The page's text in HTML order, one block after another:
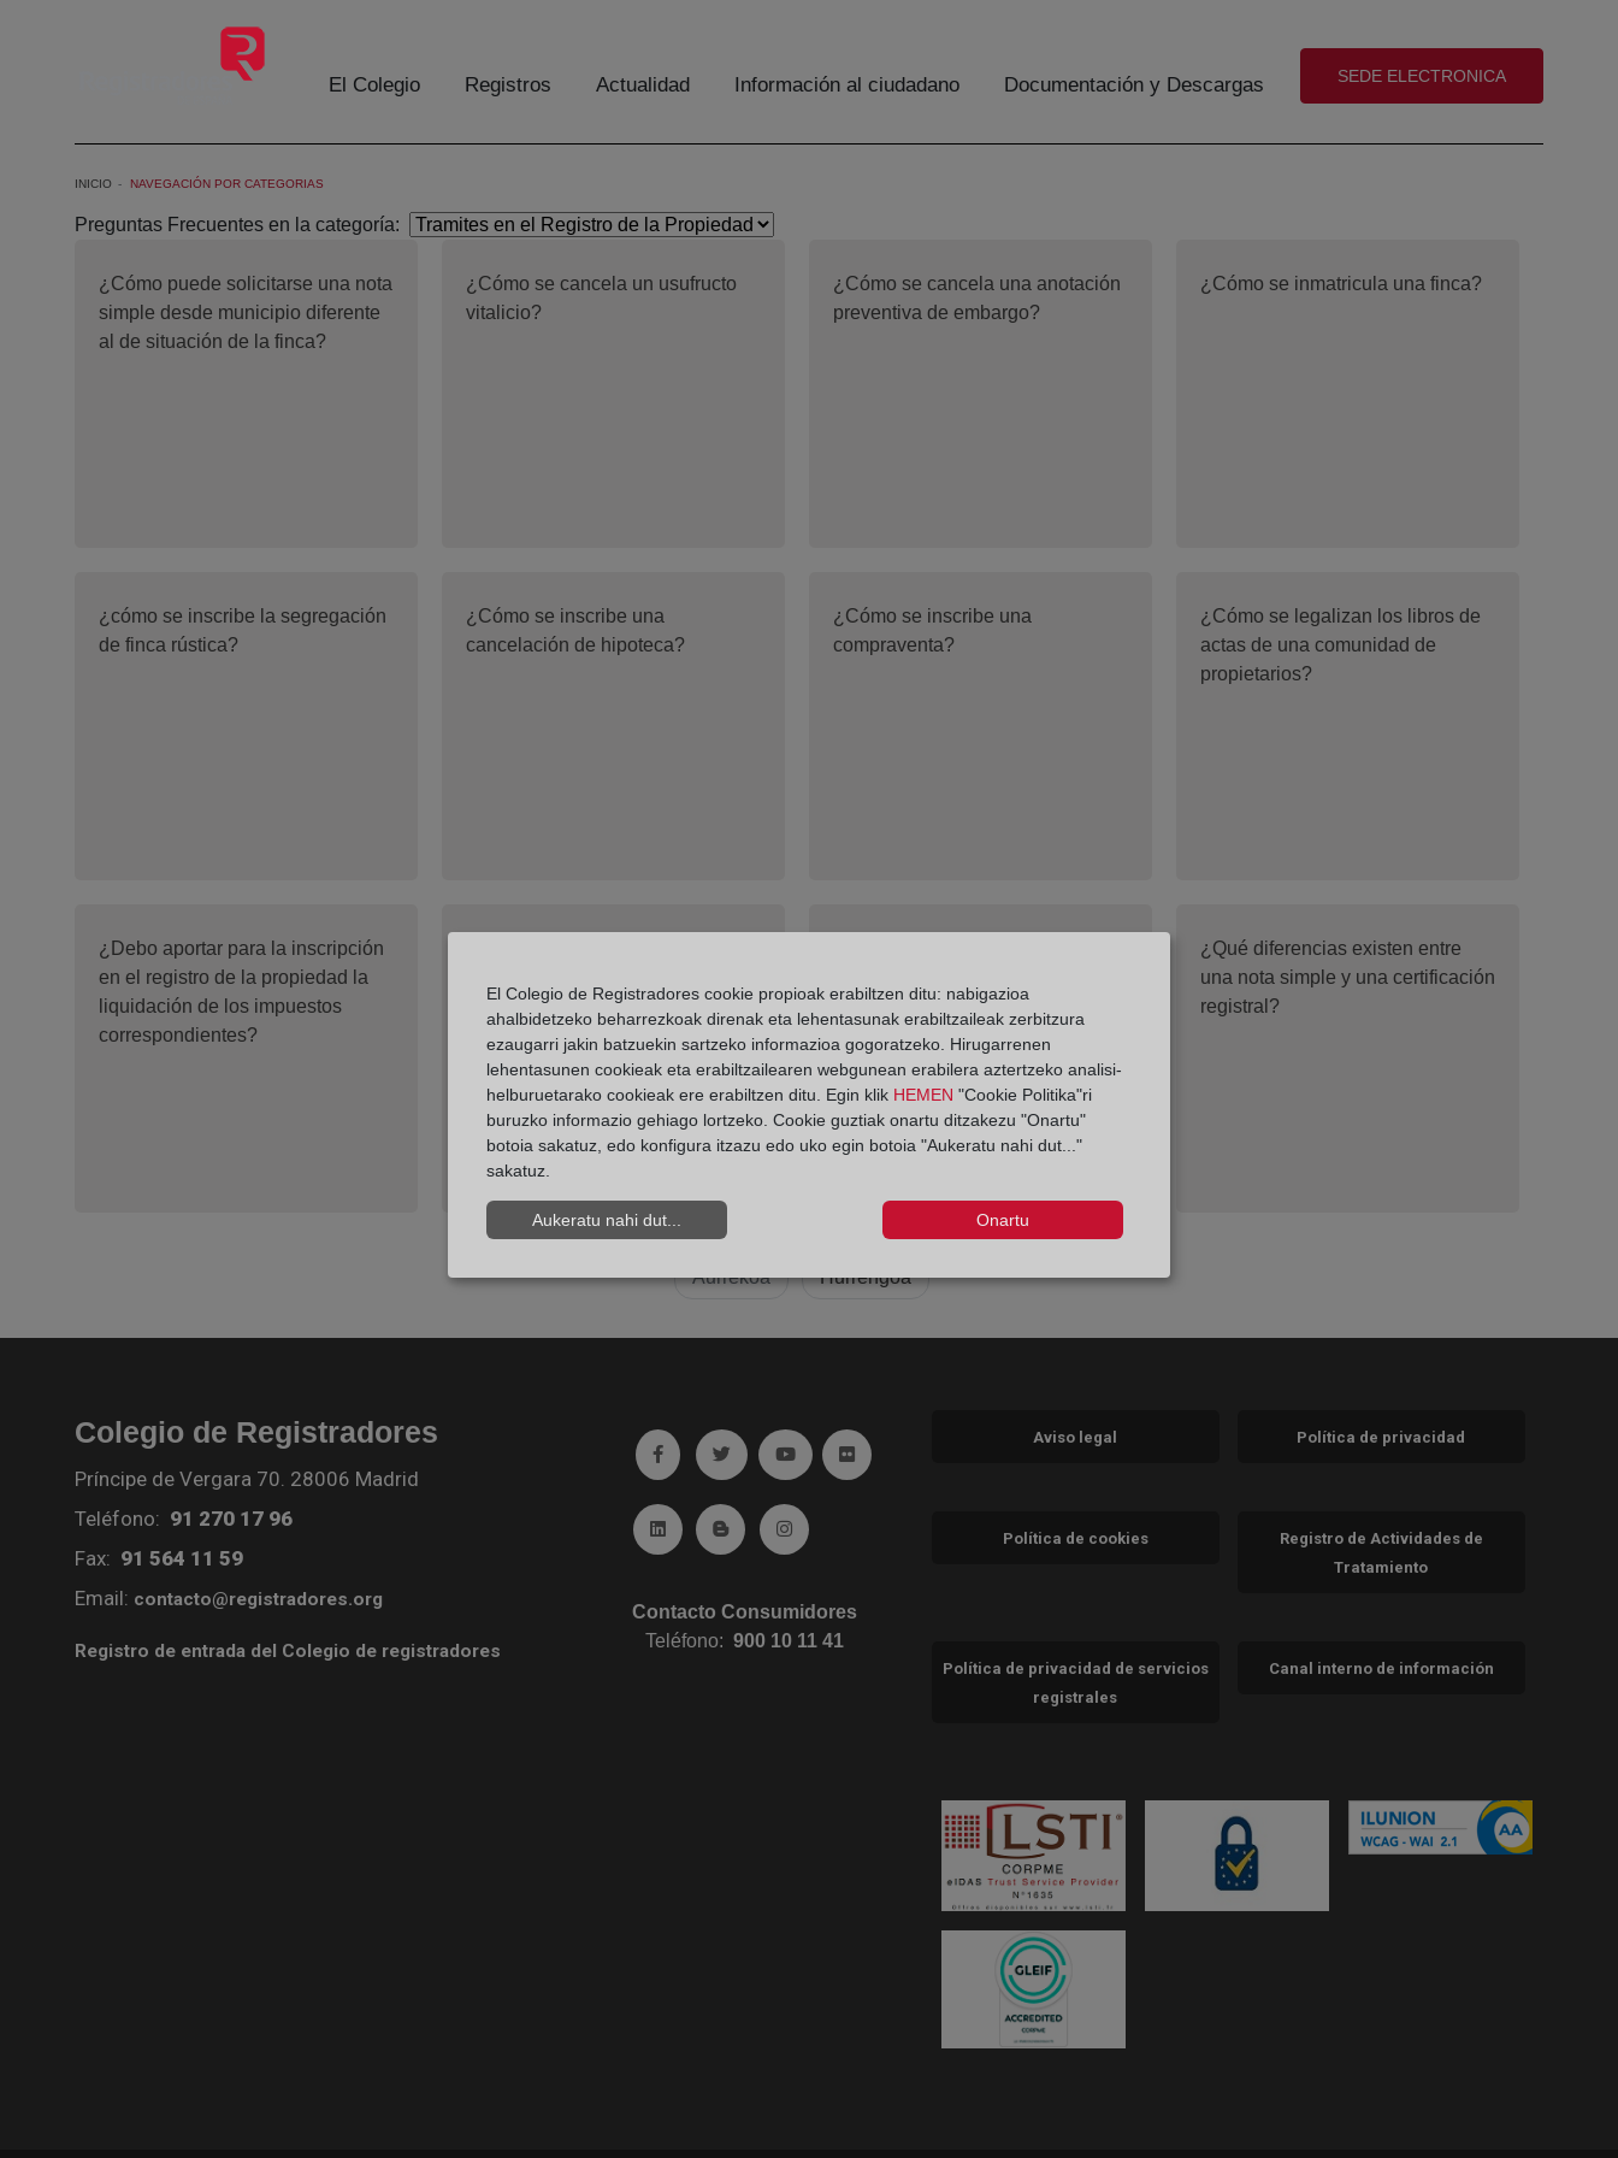
El Colegio Registros Actualidad Información al ciudadano Documentación y Descargas (abre en nueva ventana)
SEDE ELECTRONICA
INICIO NAVEGACIÓN POR CATEGORIAS
Preguntas Frecuentes en la categoría:
¿Cómo puede solicitarse una nota
simple desde municipio diferente
al de situación de la finca?
¿Cómo se cancela un usufructo
vitalicio?
¿Cómo se cancela una anotación
preventiva de embargo?
¿Cómo se inmatricula una finca?
¿cómo se inscribe la segregación
de finca rústica?
¿Cómo se inscribe una
cancelación de hipoteca?
¿Cómo se inscribe una
compraventa?
¿Cómo se legalizan los libros de
actas de una comunidad de
propietarios?
¿Debo aportar para la inscripción
en el registro de la propiedad la
liquidación de los impuestos
correspondientes?
¿Qué diferencias existen entre
una nota simple y una certificación
registral?
Aurrekoa Hurrengoa
Colegio de Registradores
Príncipe de Vergara 70. 28006 Madrid
Teléfono: 91 270 17 96
Fax: 91 564 11 59
Email: contacto@registradores.org
Registro de entrada del Colegio de registradores
Ir a facebook (abre en ventana nueva)
Ir a twitter (abre en ventana nueva)
Ir a YouTube (abre en ventana nueva)
Ir a Flickr (abre en ventana nueva)
Ir a Linkedin (abre en ventana nueva)
Ir al Blog (abre en ventana nueva)
Ir a Instagram (abre en ventana nueva)
Contacto Consumidores
Teléfono:900 10 11 41
Aviso legal Política de privacidad
Política de cookies
Registro de Actividades de
Tratamiento
Política de privacidad de servicios
registrales
Canal interno de información
El Colegio de Registradores cookie propioak erabiltzen ditu: nabigazioa
ahalbidetzeko beharrezkoak direnak eta lehentasunak erabiltzaileak zerbitzura
ezaugarri jakin batzuekin sartzeko informazioa gogoratzeko. Hirugarrenen
lehentasunen cookieak eta erabiltzailearen webgunean erabilera aztertzeko analisi-
helburuetarako cookieak ere erabiltzen ditu. Egin klik HEMEN "Cookie Politika"ri
buruzko informazio gehiago lortzeko. Cookie guztiak onartu ditzakezu "Onartu"
botoia sakatuz, edo konfigura itzazu edo uko egin botoia "Aukeratu nahi dut..."
sakatuz.
Aukeratu nahi dut... Onartu